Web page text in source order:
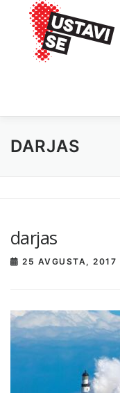
Preskoči
vsebino
O AKCIJI
DARJAS
darjas
25 AVGUSTA, 2017